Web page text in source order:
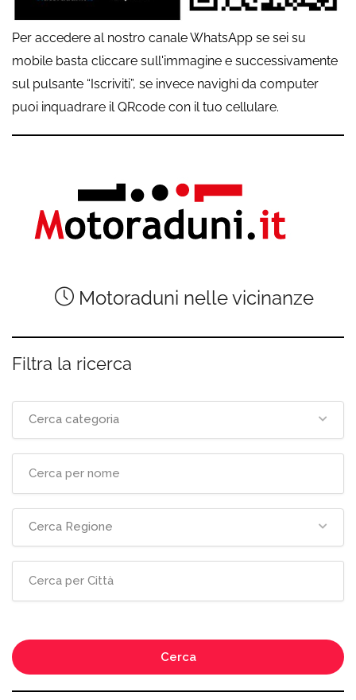
Per accedere al nostro canale WhatsApp se sei su
mobile basta cliccare sull'immagine e successivamente
sul pulsante “Iscriviti”, se invece navighi da computer
puoi inquadrare il QRcode con il tuo cellulare.
Motoraduni nelle vicinanze
Filtra la ricerca
Cerca categoria
Cerca Regione
Cerca